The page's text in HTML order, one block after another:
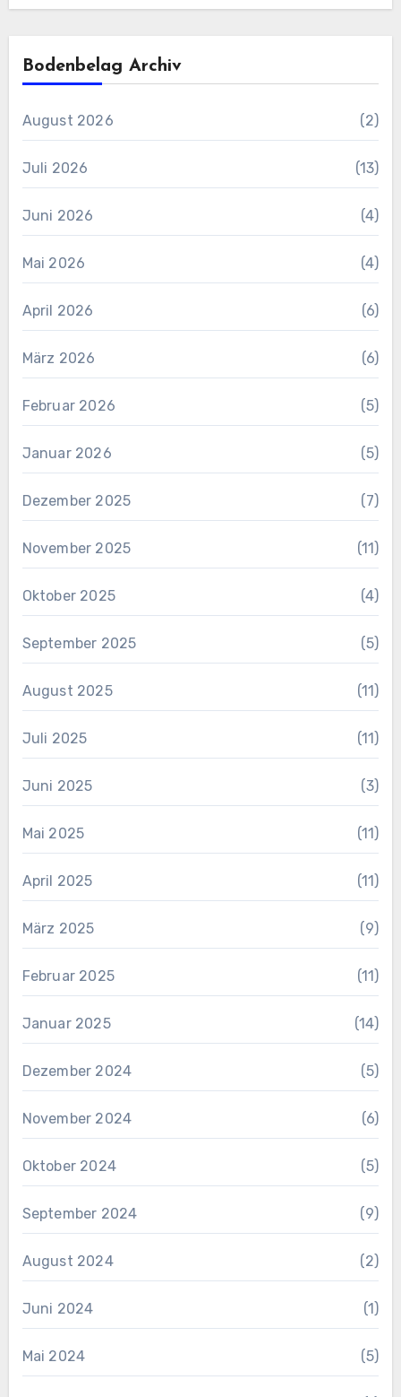
Bodenbelag Archiv
August 2026 (2)
Juli 2026 (13)
Juni 2026 (4)
Mai 2026 (4)
April 2026 (6)
März 2026 (6)
Februar 2026 (5)
Januar 2026 (5)
Dezember 2025 (7)
November 2025 (11)
Oktober 2025 (4)
September 2025 (5)
August 2025 (11)
Juli 2025 (11)
Juni 2025 (3)
Mai 2025 (11)
April 2025 (11)
März 2025 (9)
Februar 2025 (11)
Januar 2025 (14)
Dezember 2024 (5)
November 2024 (6)
Oktober 2024 (5)
September 2024 (9)
August 2024 (2)
Juni 2024 (1)
Mai 2024 (5)